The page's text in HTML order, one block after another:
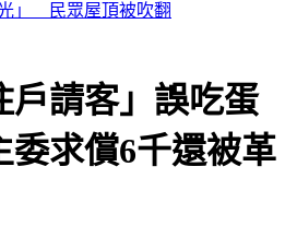
物「苯駢芘」超標 百瓶已流出
戶請客」誤吃蛋
求償6千還被革